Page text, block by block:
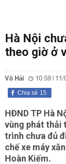
Hà Nội
theo giờ ở
Võ Hải 10:59 |
15
Chia sẻ
HĐND TP Hà
vùng phát thải
trình chưa đủ
chế xe máy
Hoàn Kiếm.